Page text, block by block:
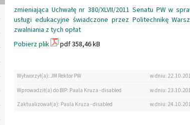
zmieniająca Uchwałę nr 380/XLVII/2011 Senatu PW w
usługi edukacyjne świadczone przez Politechnikę
zwalniania z tych opłat
Pobierz plik
pdf 358,46 kB
Wytworzył(a): JM Rektor PW
w dniu:
Wprowadził(a) do BIP: Paula Kruza - disabled
w dniu:
Zaktualizował(a): Paula Kruza - disabled
w dniu: